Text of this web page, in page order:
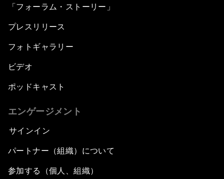
「フォーラム・ストーリー」
プレスリリース
フォトギャラリー
ビデオ
ポッドキャスト
エンゲージメント
サインイン
パートナー（組織）について
参加する（個人、組織）